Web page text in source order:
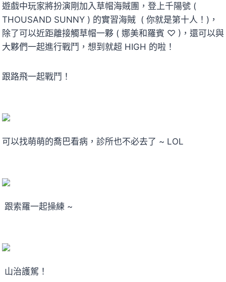
遊戲中玩家將扮演剛加入草帽海賊團，登上千陽號 (
THOUSAND SUNNY ) 的實習海賊 ( 你就是第十人！)，
除了可以近距離接觸草帽一夥 ( 娜美和羅賓 ♡ )，還可以與
大夥們一起進行戰鬥，想到就超 HIGH 的啦！
跟路飛一起戰鬥！
可以找萌萌的喬巴看病，診所也不必去了 ~ LOL
跟索羅一起操練 ~
山治護駕！